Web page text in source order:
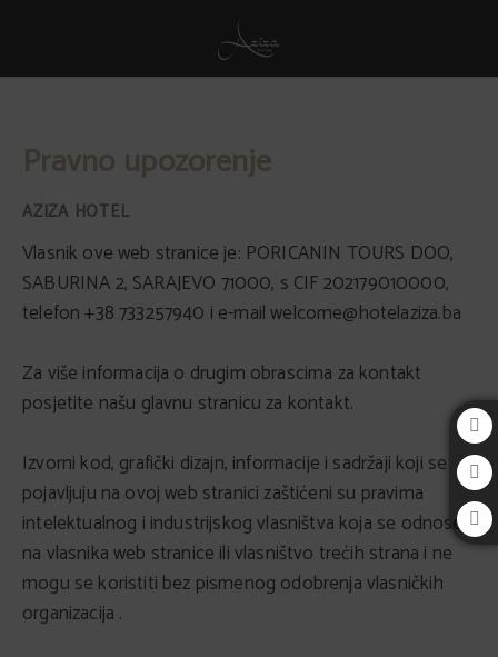
Pravno upozorenje
Vlasnik ove web stranice je: PORICANIN TOURS DOO,
SABURINA 2, SARAJEVO 71000, s CIF 202179010000,
telefon +38 733257940 i e-mail welcome@hotelaziza.ba
Za više informacija o drugim obrascima za kontakt
posjetite našu glavnu stranicu za kontakt.
Izvorni kod, grafički dizajn, informacije i sadržaji koji se
pojavljuju na ovoj web stranici zaštićeni su pravima
intelektualnog i industrijskog vlasništva koja se odnose
na vlasnika web stranice ili vlasništvo trećih strana i ne
mogu se koristiti bez pismenog odobrenja vlasničkih
organizacija .